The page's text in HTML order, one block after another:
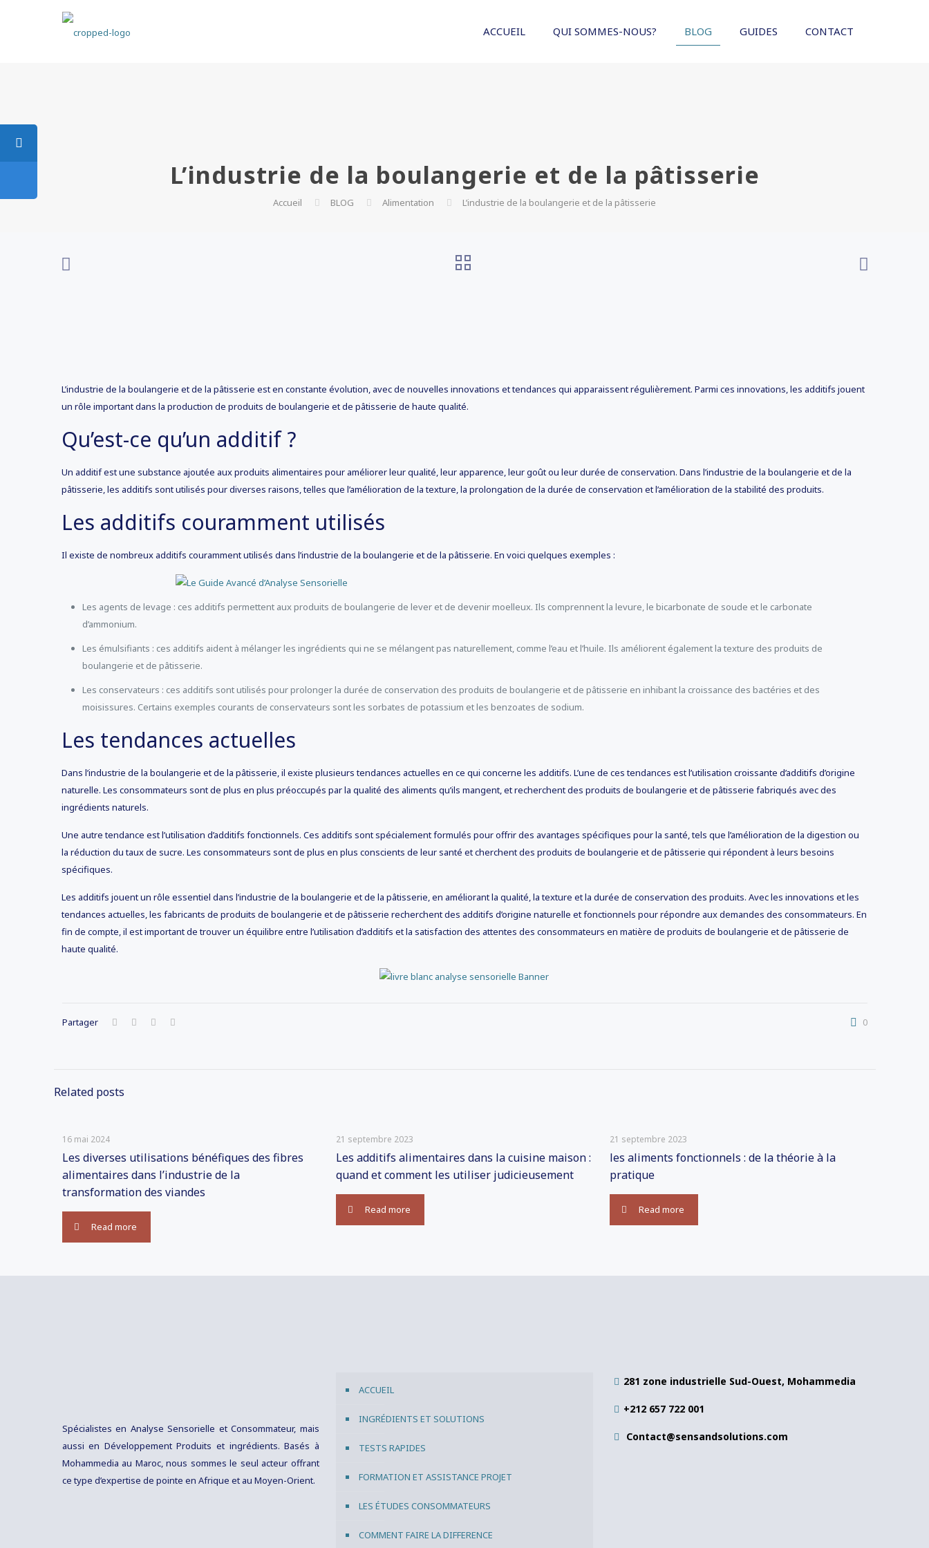
ACCUEIL QUI SOMMES-NOUS? BLOG GUIDES CONTACT
L’industrie de la boulangerie et de la pâtisserie
Accueil BLOG Alimentation L’industrie de la boulangerie et de la pâtisserie
L’industrie de la boulangerie et de la pâtisserie est en constante évolution, avec de nouvelles innovations et tendances qui apparaissent régulièrement. Parmi ces innovations, les additifs jouent
un rôle important dans la production de produits de boulangerie et de pâtisserie de haute qualité.
Qu’est-ce qu’un additif ?
Un additif est une substance ajoutée aux produits alimentaires pour améliorer leur qualité, leur apparence, leur goût ou leur durée de conservation. Dans l’industrie de la boulangerie et de la
pâtisserie, les additifs sont utilisés pour diverses raisons, telles que l’amélioration de la texture, la prolongation de la durée de conservation et l’amélioration de la stabilité des produits.
Les additifs couramment utilisés
Il existe de nombreux additifs couramment utilisés dans l’industrie de la boulangerie et de la pâtisserie. En voici quelques exemples :
Les agents de levage : ces additifs permettent aux produits de boulangerie de lever et de devenir moelleux. Ils comprennent la levure, le bicarbonate de soude et le carbonate
d’ammonium.
Les émulsifiants : ces additifs aident à mélanger les ingrédients qui ne se mélangent pas naturellement, comme l’eau et l’huile. Ils améliorent également la texture des produits de
boulangerie et de pâtisserie.
Les conservateurs : ces additifs sont utilisés pour prolonger la durée de conservation des produits de boulangerie et de pâtisserie en inhibant la croissance des bactéries et des
moisissures. Certains exemples courants de conservateurs sont les sorbates de potassium et les benzoates de sodium.
Les tendances actuelles
Dans l’industrie de la boulangerie et de la pâtisserie, il existe plusieurs tendances actuelles en ce qui concerne les additifs. L’une de ces tendances est l’utilisation croissante d’additifs d’origine
naturelle. Les consommateurs sont de plus en plus préoccupés par la qualité des aliments qu’ils mangent, et recherchent des produits de boulangerie et de pâtisserie fabriqués avec des
ingrédients naturels.
Une autre tendance est l’utilisation d’additifs fonctionnels. Ces additifs sont spécialement formulés pour offrir des avantages spécifiques pour la santé, tels que l’amélioration de la digestion ou
la réduction du taux de sucre. Les consommateurs sont de plus en plus conscients de leur santé et cherchent des produits de boulangerie et de pâtisserie qui répondent à leurs besoins
spécifiques.
Les additifs jouent un rôle essentiel dans l’industrie de la boulangerie et de la pâtisserie, en améliorant la qualité, la texture et la durée de conservation des produits. Avec les innovations et les
tendances actuelles, les fabricants de produits de boulangerie et de pâtisserie recherchent des additifs d’origine naturelle et fonctionnels pour répondre aux demandes des consommateurs. En
fin de compte, il est important de trouver un équilibre entre l’utilisation d’additifs et la satisfaction des attentes des consommateurs en matière de produits de boulangerie et de pâtisserie de
haute qualité.
Partager 0
Related posts
16 mai 2024
Les diverses utilisations bénéfiques des fibres
alimentaires dans l’industrie de la
transformation des viandes
Read more
21 septembre 2023
Les additifs alimentaires dans la cuisine maison :
quand et comment les utiliser judicieusement
Read more
21 septembre 2023
les aliments fonctionnels : de la théorie à la
pratique
Read more
Spécialistes en Analyse Sensorielle et Consommateur, mais
aussi en Développement Produits et ingrédients. Basés à
Mohammedia au Maroc, nous sommes le seul acteur offrant
ce type d’expertise de pointe en Afrique et au Moyen-Orient.
ACCUEIL
INGRÉDIENTS ET SOLUTIONS
TESTS RAPIDES
FORMATION ET ASSISTANCE PROJET
LES ÉTUDES CONSOMMATEURS
COMMENT FAIRE LA DIFFERENCE
281 zone industrielle Sud-Ouest, Mohammedia
+212 657 722 001
Contact@sensandsolutions.com